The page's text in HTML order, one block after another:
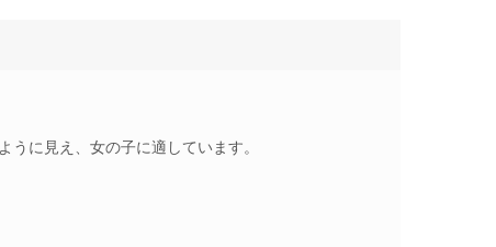
に見え、女の子に適しています。